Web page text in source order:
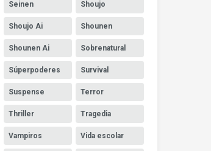
Seinen Shoujo
Shoujo Ai Shounen
Shounen Ai Sobrenatural
Súperpoderes Survival
Suspense Terror
Thriller Tragedia
Vampiros Vida escolar